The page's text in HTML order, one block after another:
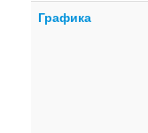
Графика